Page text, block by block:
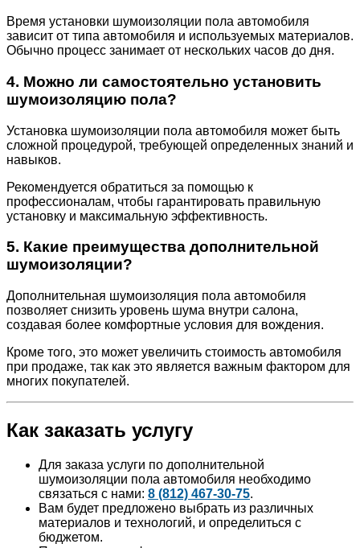
Время установки шумоизоляции пола автомобиля
зависит от типа автомобиля и используемых материалов.
Обычно процесс занимает от нескольких часов до дня.
4. Можно ли самостоятельно установить
шумоизоляцию пола?
Установка шумоизоляции пола автомобиля может быть
сложной процедурой, требующей определенных знаний и
навыков.
Рекомендуется обратиться за помощью к
профессионалам, чтобы гарантировать правильную
установку и максимальную эффективность.
5. Какие преимущества дополнительной
шумоизоляции?
Дополнительная шумоизоляция пола автомобиля
позволяет снизить уровень шума внутри салона,
создавая более комфортные условия для вождения.
Кроме того, это может увеличить стоимость автомобиля
при продаже, так как это является важным фактором для
многих покупателей.
Как заказать услугу
Для заказа услуги по дополнительной
шумоизоляции пола автомобиля необходимо
связаться с нами: 8 (812) 467-30-75.
Вам будет предложено выбрать из различных
материалов и технологий, и определиться с
бюджетом.